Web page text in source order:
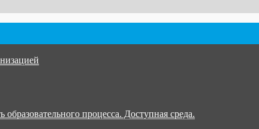
процесса. Доступная среда.